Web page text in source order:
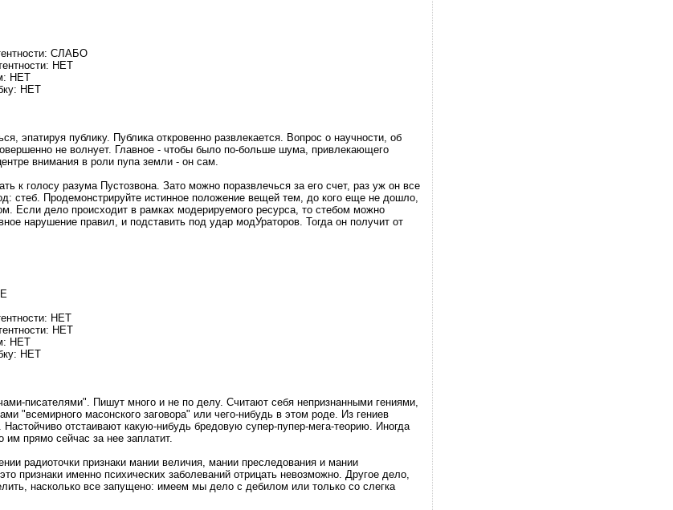
СЛАБО
НЕТ
НЕТ
НЕТ
эпатируя публику. Публика откровенно развлекается. Вопрос о научности, об
не волнует. Главное - чтобы было по-больше шума, привлекающего
внимания в роли пупа земли - он сам.
к голосу разума Пустозвона. Зато можно поразвлечься за его счет, раз уж он все
стеб. Продемонстрируйте истинное положение вещей тем, до кого еще не дошло,
Если дело происходит в рамках модерируемого ресурса, то стебом можно
нарушение правил, и подставить под удар модУраторов. Тогда он получит от
НЕТ
НЕТ
НЕТ
НЕТ
писателями". Пишут много и не по делу. Считают себя непризнанными гениями,
"всемирного масонского заговора" или чего-нибудь в этом роде. Из гениев
отстаивают какую-нибудь бредовую супер-пупер-мега-теорию. Иногда
им прямо сейчас за нее заплатит.
радиоточки признаки мании величия, мании преследования и мании
признаки именно психических заболеваний отрицать невозможно. Другое дело,
насколько все запущено: имеем мы дело с дебилом или только со слегка